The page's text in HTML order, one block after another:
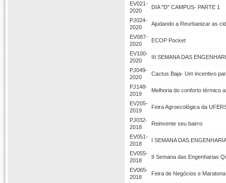
EV021-
2020
DIA "D" CAMPUS- PARTE 1
PJ024-
2020
Ajudando a Reurbanizar as
EV087-
2020
ECOP Pocket
EV100-
2020
III SEMANA DAS
PJ049-
2020
Cactus Baja- Um incentivo
PJ148-
2019
Melhoria do conforto térmico
EV205-
2019
Feira Agroecológica da
PJ032-
2018
Reinvente seu bairro
EV051-
2018
I SEMANA DAS
EV055-
2018
II Semana das Engenharias
EV065-
2018
Feira de Negócios e